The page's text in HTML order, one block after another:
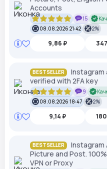
Accounts
15
08.08.2026 21:42
2%
9,86 ₽
BESTSELLER
Instagram
verified with 2FA key
9
08.08.2026 18:47
2%
9,14 ₽
BESTSELLER
Instagram
Picture and Post.
VPN or Proxy